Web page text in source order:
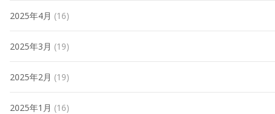
2025年4月 (16)
2025年3月 (19)
2025年2月 (19)
2025年1月 (16)